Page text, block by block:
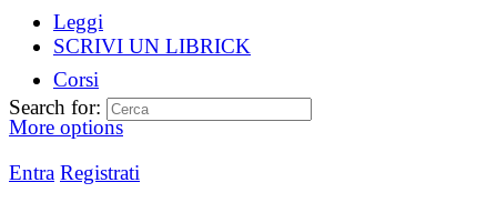
Leggi
SCRIVI UN LIBRICK
Corsi
More options
Entra Registrati
Search for: